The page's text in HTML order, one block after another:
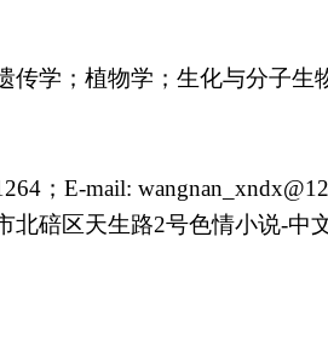
传学；植物学；生化与分子生
；E-mail:
北碚区天生路2号色情小说-中